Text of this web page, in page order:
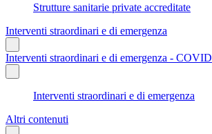
Strutture sanitarie private accreditate
Interventi straordinari e di emergenza
Interventi straordinari e di emergenza - COVID
Interventi straordinari e di emergenza
Altri contenuti